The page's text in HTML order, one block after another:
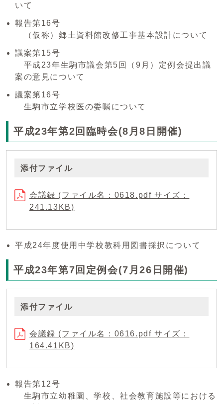
いて
報告第16号
（仮称）郷土資料館改修工事基本設計について
議案第15号
平成23年生駒市議会第5回（9月）定例会提出議
案の意見について
議案第16号
生駒市立学校医の委嘱について
平成23年第2回臨時会(8月8日開催)
添付ファイル
会議録 (ファイル名：0618.pdf サイズ：
241.13KB)
平成24年度使用中学校教科用図書採択について
平成23年第7回定例会(7月26日開催)
添付ファイル
会議録 (ファイル名：0616.pdf サイズ：
164.41KB)
報告第12号
生駒市立幼稚園、学校、社会教育施設等における